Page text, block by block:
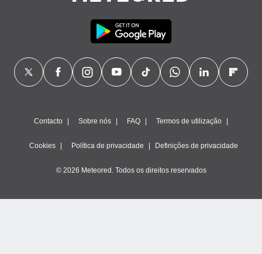
Contacto Sobre nós FAQ Termos de utilização
Cookies Política de privacidade Definições de privacidade
© 2026 Meteored. Todos os direitos reservados